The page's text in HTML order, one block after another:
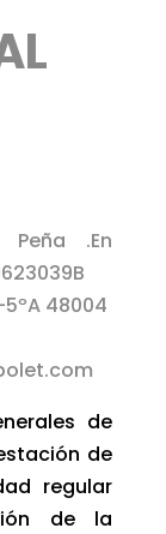
Peña .En
48004
de
de
regular
de la